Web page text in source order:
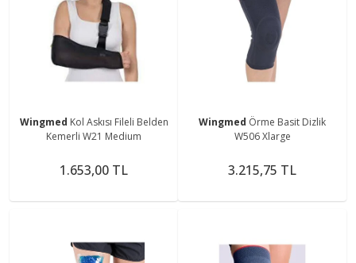
Wingmed Kol Askısı Fileli Belden
Kemerli W21 Medium
1.653,00 TL
Wingmed Örme Basit Dizlik
W506 Xlarge
3.215,75 TL